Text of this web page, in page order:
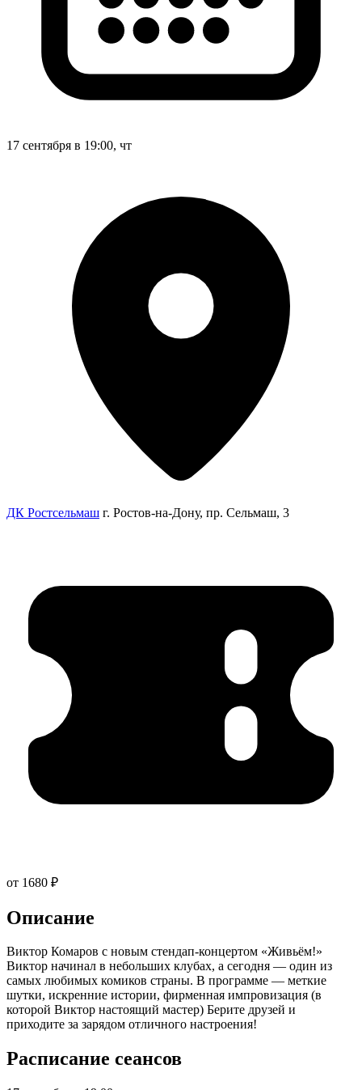
17 сентября в 19:00, чт
ДК Ростсельмаш г. Ростов-на-Дону, пр. Сельмаш, 3
от 1680 ₽
Описание
Виктор Комаров с новым стендап-концертом «Живьём!»
Виктор начинал в небольших клубах, а сегодня — один из
самых любимых комиков страны. В программе — меткие
шутки, искренние истории, фирменная импровизация (в
которой Виктор настоящий мастер) Берите друзей и
приходите за зарядом отличного настроения!
Расписание сеансов